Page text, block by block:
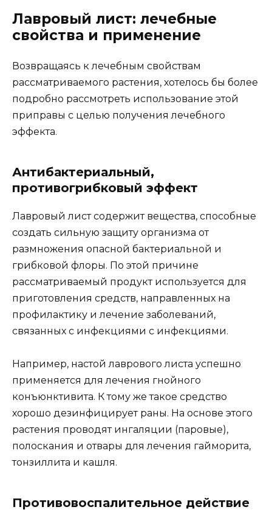
Лавровый лист: лечебные
свойства и применение
Возвращаясь к лечебным свойствам
рассматриваемого растения, хотелось бы более
подробно рассмотреть использование этой
приправы с целью получения лечебного
эффекта.
Антибактериальный,
противогрибковый эффект
Лавровый лист содержит вещества, способные
создать сильную защиту организма от
размножения опасной бактериальной и
грибковой флоры. По этой причине
рассматриваемый продукт используется для
приготовления средств, направленных на
профилактику и лечение заболеваний,
связанных с инфекциями с инфекциями.
Например, настой лаврового листа успешно
применяется для лечения гнойного
конъюнктивита. К тому же такое средство
хорошо дезинфицирует раны. На основе этого
растения проводят ингаляции (паровые),
полоскания и отвары для лечения гайморита,
тонзиллита и кашля.
Противовоспалительное действие